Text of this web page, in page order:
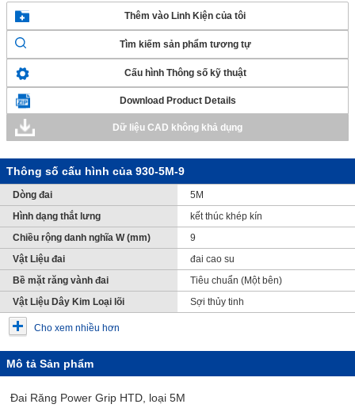
Thêm vào Linh Kiện của tôi
Tìm kiếm sản phẩm tương tự
Cấu hình Thông số kỹ thuật
Download Product Details
Dữ liệu CAD không khả dụng
Thông số cấu hình của 930-5M-9
Dòng đai
5M
Hình dạng thắt lưng
kết thúc khép kín
Chiều rộng danh nghĩa W (mm)
9
Vật Liệu đai
đai cao su
Bề mặt răng vành đai
Tiêu chuẩn (Một bên)
Vật Liệu Dây Kim Loại lõi
Sợi thủy tinh
Cho xem nhiều hơn
Mô tả Sản phẩm
Đai Răng Power Grip HTD, loại 5M